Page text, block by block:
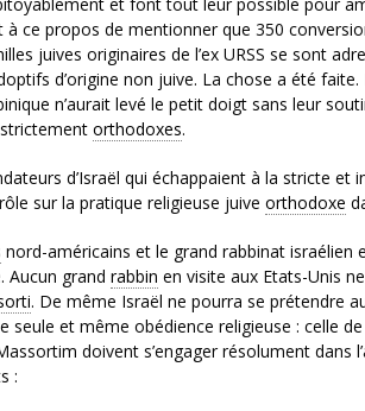
à ce propos de mentionner que 350
juives originaires de l’ex URSS se sont
d’origine non juive. La chose a été
n’aurait levé le petit doigt sans leur
orthodoxes.
d’Israël qui échappaient à la stricte et
sur la pratique religieuse juive orthodoxe
nord-américains et le grand rabbinat israélien
Aucun grand rabbin en visite aux Etats-Unis
. De même Israël ne pourra se prétendre
seule et même obédience religieuse : celle de
doivent s’engager résolument dans
: